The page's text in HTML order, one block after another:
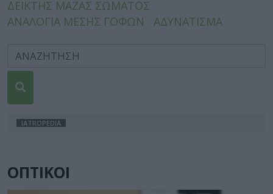
ΔΕΙΚΤΗΣ ΜΑΖΑΣ ΣΩΜΑΤΟΣ
ΑΝΑΛΟΓΙΑ ΜΕΣΗΣ ΓΟΦΩΝ
ΑΔΥΝΑΤΙΣΜΑ
IATROPEDIA
ΟΠΤΙΚΟΙ